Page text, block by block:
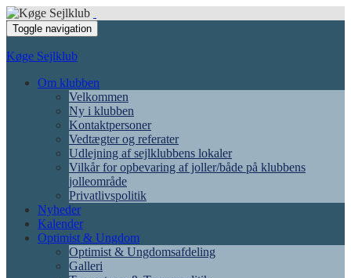
Toggle navigation
Køge Sejlklub
Om klubben
Velkommen
Ny i klubben
Kontaktpersoner
Vedtægter og referater
Udlejning af sejlklubbens lokaler
Vilkår for opbevaring af joller/både på klubbens
jolleområde
Privatlivspolitik
Nyheder
Kalender
Optimist & Ungdom
Optimist & Ungdomsafdeling
Galleri